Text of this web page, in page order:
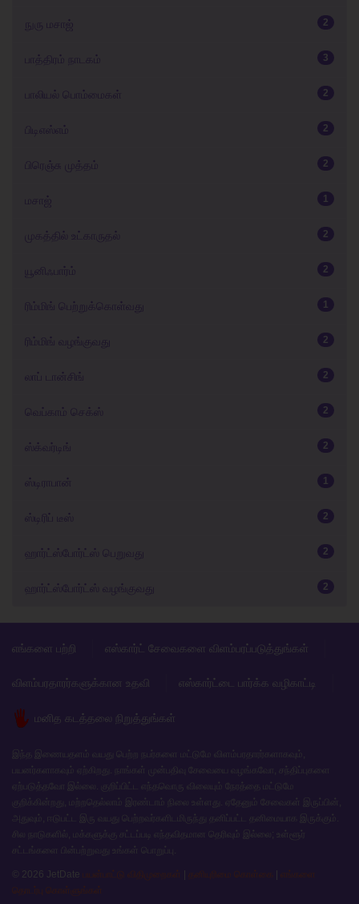
நுரு மசாஜ் 2
பாத்திரம் நாடகம் 3
பாலியல் பொம்மைகள் 2
பிடிஎஸ்எம் 2
பிரெஞ்சு முத்தம் 2
மசாஜ் 1
முகத்தில் உட்காருதல் 2
யூனிஃபார்ம் 2
ரிம்மிங் பெற்றுக்கொள்வது 1
ரிம்மிங் வழங்குவது 2
லாப் டான்சிங் 2
வெப்காம் செக்ஸ் 2
ஸ்க்வர்டிங் 2
ஸ்டிராபான் 1
ஸ்டிரிப் டீஸ் 2
ஹார்ட்ஸ்போர்ட்ஸ் பெறுவது 2
ஹார்ட்ஸ்போர்ட்ஸ் வழங்குவது 2
எங்களை பற்றி எஸ்கார்ட் சேவைகளை விளம்பரப்படுத்துங்கள்
விளம்பரதாரர்களுக்கான உதவி எஸ்கார்ட்டை பார்க்க வழிகாட்டி
மனித கடத்தலை நிறுத்துங்கள்
இந்த இணையதளம் வயது பெற்ற நபர்களை மட்டுமே விளம்பரதாரர்களாகவும்,
பயனர்களாகவும் ஏற்கிறது. நாங்கள் முன்பதிவு சேவையை வழங்கவோ, சந்திப்புகளை
ஏற்படுத்தவோ இல்லை. குறிப்பிட்ட எந்தவொரு விலையும் நேரத்தை மட்டுமே
குறிக்கின்றது, மற்றதெல்லாம் இரண்டாம் நிலை உள்ளது. ஏதேனும் சேவைகள் இருப்பின்,
அதுவும், ஈடுபட்ட இரு வயது பெற்றவர்களிடமிருந்து தனிப்பட்ட தனிமையாக இருக்கும்.
சில நாடுகளில், மக்களுக்கு சட்டப்படி எந்தவிதமான தெரிவும் இல்லை; உள்ளூர்
சட்டங்களை பின்பற்றுவது உங்கள் பொறுப்பு.
© 2026 JetDate பயன்பாட்டு விதிமுறைகள் தனியுரிமை கொள்கை
எங்களை
தொடர்பு கொள்ளுங்கள்